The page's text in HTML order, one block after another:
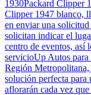
1930Packard Clipper
Clipper 1947 blanco,
en enviar una
solicitan indicar el
centro de eventos, así
servicioUp Autos para
Región
solución perfecta para
aflorarán cada vez